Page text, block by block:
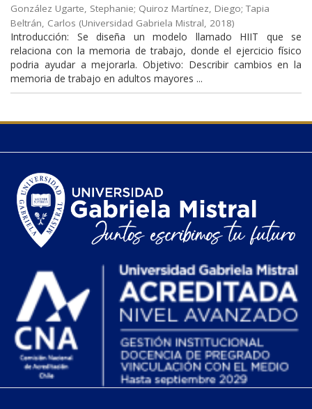
González Ugarte, Stephanie; Quiroz Martínez, Diego; Tapia
Beltrán, Carlos (Universidad Gabriela Mistral, 2018)
Introducción: Se diseña un modelo llamado HIIT que se
relaciona con la memoria de trabajo, donde el ejercicio físico
podria ayudar a mejorarla. Objetivo: Describir cambios en la
memoria de trabajo en adultos mayores ...